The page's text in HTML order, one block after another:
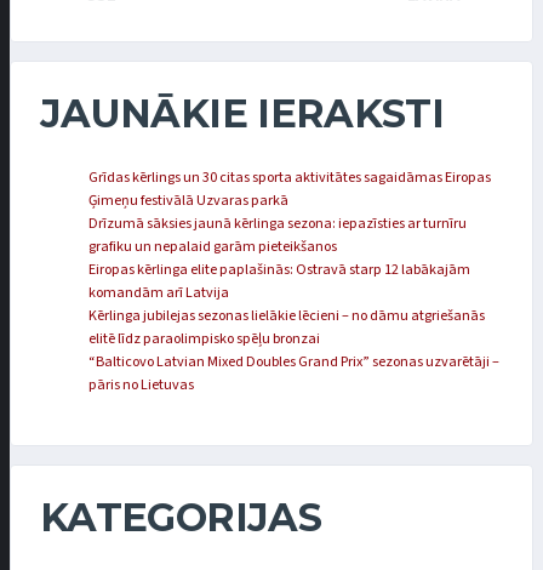
JAUNĀKIE IERAKSTI
Grīdas kērlings un 30 citas sporta aktivitātes sagaidāmas Eiropas
Ģimeņu festivālā Uzvaras parkā
Drīzumā sāksies jaunā kērlinga sezona: iepazīsties ar turnīru
grafiku un nepalaid garām pieteikšanos
Eiropas kērlinga elite paplašinās: Ostravā starp 12 labākajām
komandām arī Latvija
Kērlinga jubilejas sezonas lielākie lēcieni – no dāmu atgriešanās
elitē līdz paraolimpisko spēļu bronzai
“Balticovo Latvian Mixed Doubles Grand Prix” sezonas uzvarētāji –
pāris no Lietuvas
KATEGORIJAS